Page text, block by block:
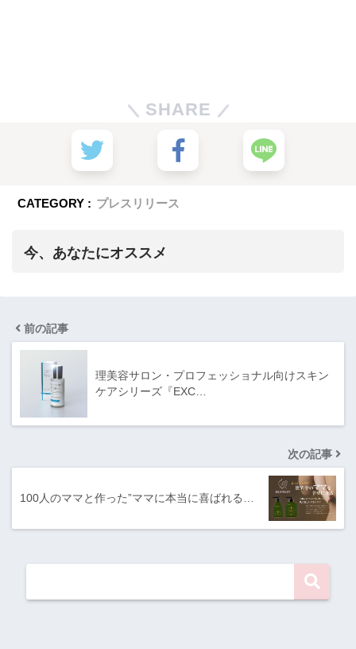
SHARE
CATEGORY : プレスリリース
今、あなたにオススメ
前の記事
理美容サロン・プロフェッショナル向けスキン
ケアシリーズ『EXC…
次の記事
100人のママと作った”ママに本当に喜ばれる…